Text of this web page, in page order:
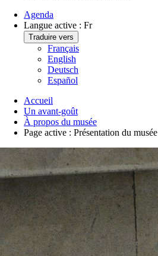
Agenda
Langue active : Fr
Traduire vers
Français
English
Deutsch
Español
Accueil
Un avant-goût
À propos du musée
Page active : Présentation du musée